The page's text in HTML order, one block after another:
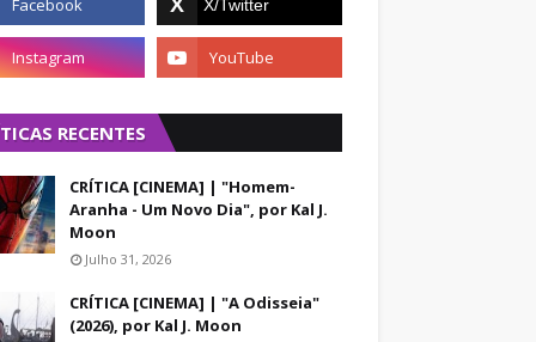
RECENTES
CRÍTICA [CINEMA] | "Homem-
Aranha - Um Novo Dia", por Kal J.
Moon
Julho 31, 2026
CRÍTICA [CINEMA] | "A Odisseia"
(2026), por Kal J. Moon